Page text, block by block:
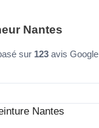
Nantes
sur 123 avis Google